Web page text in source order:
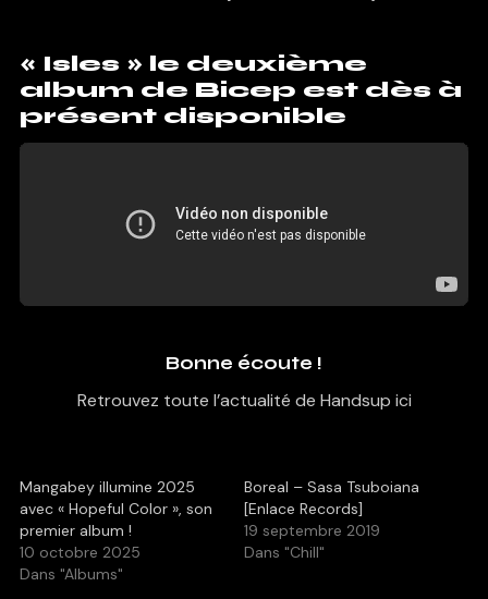
« Isles » le deuxième
album de Bicep est dès à
présent disponible
Bonne écoute !
Retrouvez toute l’actualité de Handsup ici
Mangabey illumine 2025
avec « Hopeful Color », son
premier album !
10 octobre 2025
Dans "Albums"
Boreal – Sasa Tsuboiana
[Enlace Records]
19 septembre 2019
Dans "Chill"